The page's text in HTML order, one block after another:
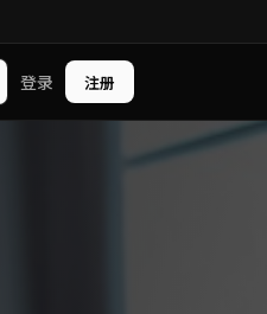
登录 注册